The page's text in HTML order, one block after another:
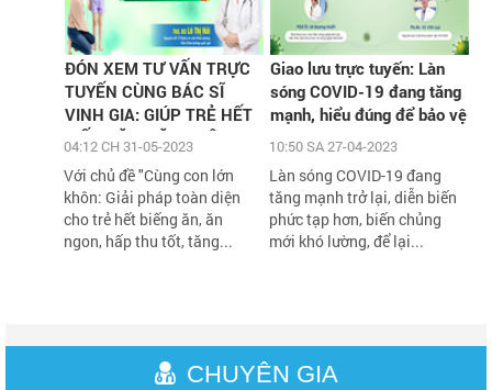
ĐÓN XEM TƯ VẤN TRỰC
TUYẾN CÙNG BÁC SĨ
VINH GIA: GIÚP TRẺ HẾT
BIẾNG ĂN, TĂNG CÂN,
HÀNG NGÀN QUÀ TẶNG
H
04:12 CH 31-05-2023
Với chủ đề "Cùng con lớn
khôn: Giải pháp toàn diện
cho trẻ hết biếng ăn, ăn
ngon, hấp thu tốt, tăng...
Giao lưu trực tuyến: Làn
sóng COVID-19 đang tăng
mạnh, hiểu đúng để bảo vệ
sức khỏe an toàn
10:50 SA 27-04-2023
Làn sóng COVID-19 đang
tăng mạnh trở lại, diễn biến
phức tạp hơn, biến chủng
mới khó lường, để lại...
CHUYÊN GIA